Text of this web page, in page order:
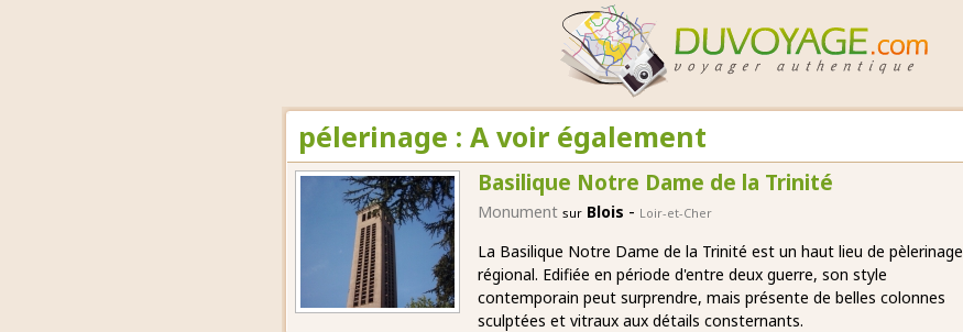
pélerinage : A voir également
Basilique Notre Dame de la Trinité
Monument sur Blois - Loir-et-Cher
La Basilique Notre Dame de la Trinité est un haut lieu de pèlerinage
régional. Edifiée en période d'entre deux guerre, son style
contemporain peut surprendre, mais présente de belles colonnes
sculptées et vitraux aux détails consternants.